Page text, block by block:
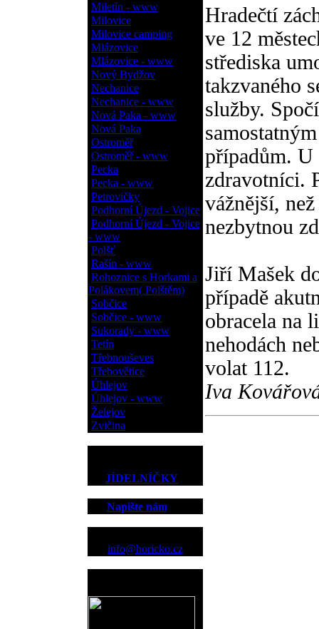
Miletín - www
Milovice
Milovice camping
Mlázovice
Mlázovice - www
Nový Bydžov
Nechanice
Nechanice - www
Nová Paka - www
Nová Paka
Ostroměř
Ostroměř - www
Pecka
Pecka - www
Petrovičky
Podhorní Újezd - Vojice
Podhorní Újezd - Vojice
- www
Polšť
Rašín - www
Rohoznice s Horkami a
Polákovem( Polštěm)
Sobčice
Sobčice - www
Sukorady - www
Tetín
Třebnouševes
Třebovětice
Úhlejov
Úhlejov - www
Želejov
Zvičina
JÍDELNÍČKY
Napište nám
info@horicko.cz
Hradečtí
ve 12
střediska
takzvaného
služby.
případům. U
zdravotníci.
vážnější,
nezbytnou
Jiří Mašek
případě
obracela na
nehodách
volat 112.
Iva